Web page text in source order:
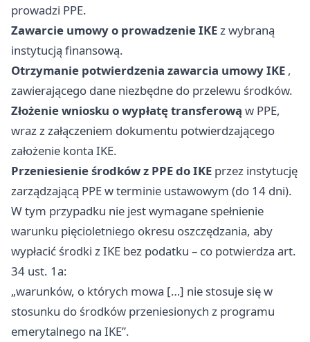
prowadzi PPE.
Zawarcie umowy o prowadzenie IKEz wybraną
instytucją finansową.
Otrzymanie potwierdzenia zawarcia umowy IKE ,
zawierającego dane niezbędne do przelewu środków.
Złożenie wniosku o wypłatę transferową w PPE,
wraz z załączeniem dokumentu potwierdzającego
założenie konta IKE.
Przeniesienie środków z PPE do IKE przez instytucję
zarządzającą PPE w terminie ustawowym (do 14 dni).
W tym przypadku nie jest wymagane spełnienie
warunku pięcioletniego okresu oszczędzania, aby
wypłacić środki z IKE bez podatku – co potwierdza art.
34 ust. 1a:
„warunków, o których mowa […] nie stosuje się w
stosunku do środków przeniesionych z programu
emerytalnego na IKE”.